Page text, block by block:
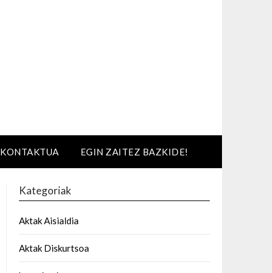
KONTAKTUA EGIN ZAITEZ BAZKIDE!
Kategoriak
Aktak Aisialdia
Aktak Diskurtsoa